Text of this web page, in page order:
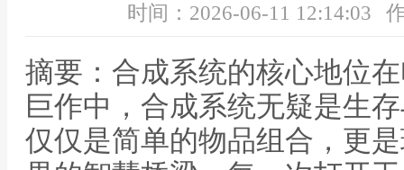
时间：2026-06-11 12:14:03
摘要：合成系统的核心地位
巨作中，合成系统无疑是生
仅仅是简单的物品组合，更